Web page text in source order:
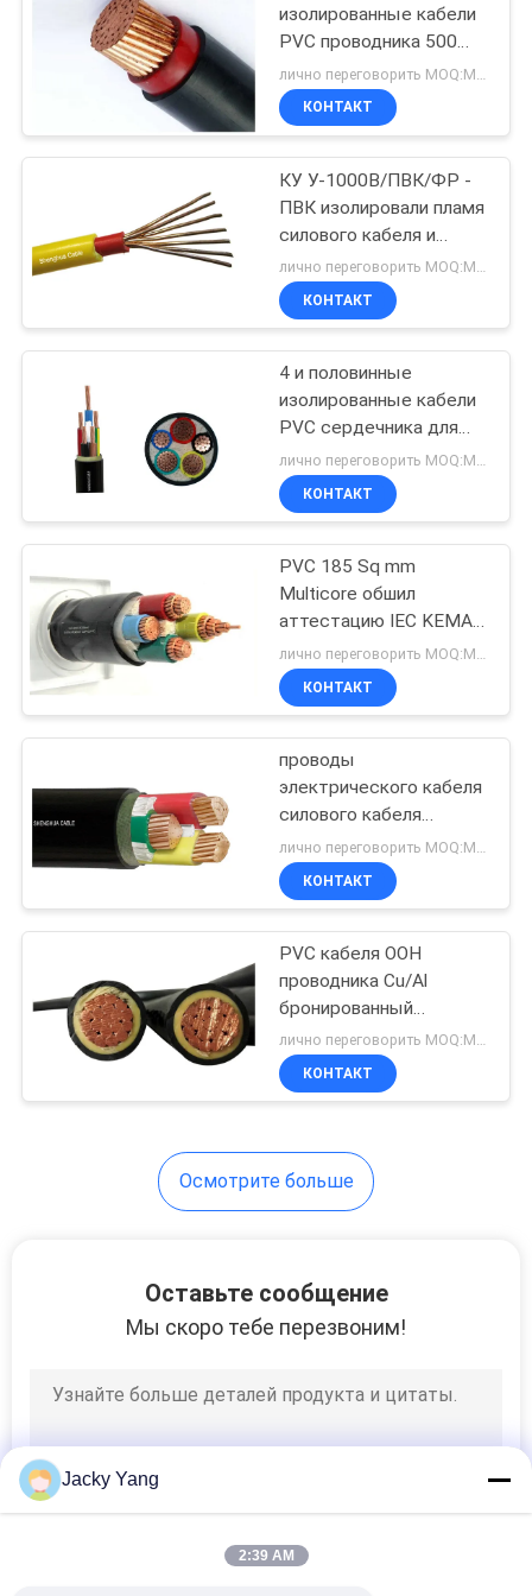
Неизолированный
провод
90
Самонесущий
изолированный
провод
Кабель в
резиновой
изоляции
Кабели
управления
кабель
кабель
изолированные кабели
PVC проводника 500
630 Sq MM для
подземки/
электростанции
КОНТАКТ
КУ У-1000В/ПВК/ФР -
ПВК изолировали пламя
силового кабеля и
огнезащитное
лично переговорить MOQ:Могущий быть предметом переговоров
КОНТАКТ
4 и половинные
изолированные кабели
PVC сердечника для
нижней нормальной/
солёной воды
лично переговорить MOQ:Могущий быть предметом переговоров
КОНТАКТ
PVC 185 Sq mm
Multicore обшил
аттестацию IEC KEMA
силового кабеля
КОНТАКТ
проводы
электрического кабеля
силового кабеля
проводника
сердечников 1kV 3
изолированные PVC
КОНТАКТ
PVC кабеля ООН
проводника Cu/Al
бронированный
изолировал 120 Sq mm
2 лет
гарантированности
лично переговорить MOQ:Могущий быть предметом переговоров
КОНТАКТ
Осмотрите больше
Оставьте сообщение
Мы скоро тебе перезвоним!
Jacky Yang
2:39 AM